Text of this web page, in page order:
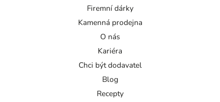
Firemní dárky
Kamenná prodejna
O nás
Kariéra
Chci být dodavatel
Blog
Recepty